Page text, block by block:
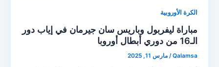
الكرة الأوروبية
مباراة ليفربول وباريس سان جيرمان في إياب دور
الـ16 من دوري أبطال أوروبا
Qalamsa
/مارس 11, 2025